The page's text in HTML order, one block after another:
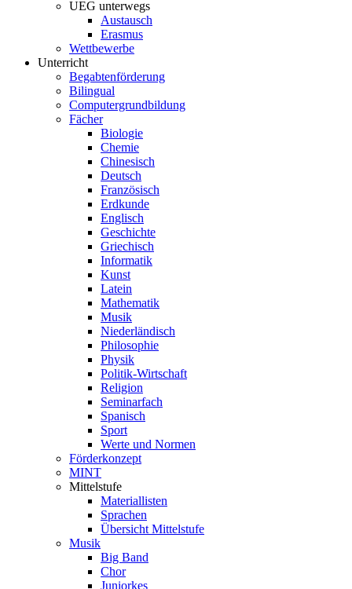
UEG unterwegs
Austausch
Erasmus
Wettbewerbe
Unterricht
Begabtenförderung
Bilingual
Computergrundbildung
Fächer
Biologie
Chemie
Chinesisch
Deutsch
Französisch
Erdkunde
Englisch
Geschichte
Griechisch
Informatik
Kunst
Latein
Mathematik
Musik
Niederländisch
Philosophie
Physik
Politik-Wirtschaft
Religion
Seminarfach
Spanisch
Sport
Werte und Normen
Förderkonzept
MINT
Mittelstufe
Materiallisten
Sprachen
Übersicht Mittelstufe
Musik
Big Band
Chor
Juniorkes